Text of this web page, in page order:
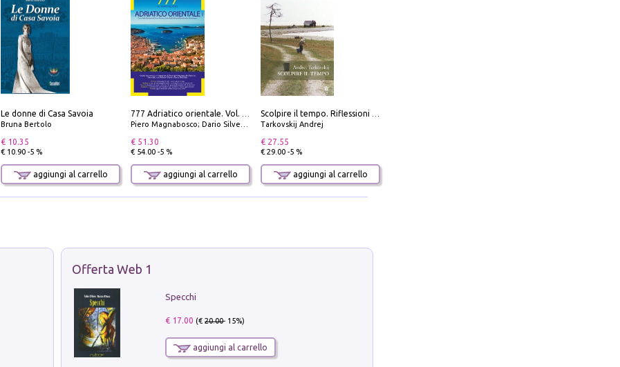
Le donne di Casa Savoia
Bruna Bertolo
€ 10.35
€ 10.90 -5 %
aggiungi al carrello
Piero Magnabosco; Dario Silvestro; Marco Sbrizzi
€ 51.30
€ 54.00 -5 %
aggiungi al carrello
Tarkovskij Andrej
€ 27.55
€ 29.00 -5 %
aggiungi al carrello
Offerta Web 1
Specchi
€ 17.00 (€20.00- 15%)
aggiungi al carrello